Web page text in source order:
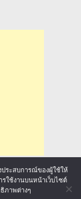
ประสบการณ์ของผู้ใช้ให้
ใช้งานบนหน้าเว็บไซต์
ภาพต่างๆ